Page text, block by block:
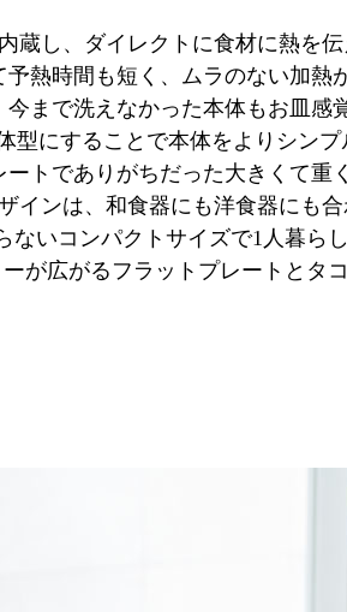
蔵し、ダイレクトに食材に熱を
熱時間も短く、ムラのない加熱
まで洗えなかった本体もお皿感
型にすることで本体をよりシン
トでありがちだった大きくて重
インは、和食器にも洋食器にも
ないコンパクトサイズで1人暮ら
が広がるフラットプレートとタ